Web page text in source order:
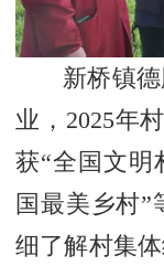
新桥镇
业，2025年
获“全国文明
国最美乡村”
细了解村集